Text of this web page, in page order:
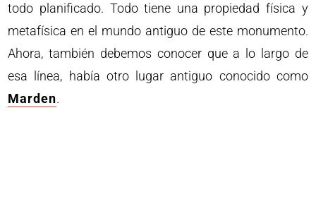
todo planificado. Todo tiene una propiedad física y
metafísica en el mundo antiguo de este monumento.
Ahora, también debemos conocer que a lo largo de
esa línea, había otro lugar antiguo conocido como
Marden.